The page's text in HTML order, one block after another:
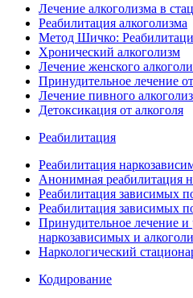
Лечение алкоголизма в
Реабилитация алкоголизма
Метод Шичко:
Хронический алкоголизм
Лечение женского
Принудительное лечение
Лечение пивного
Детоксикация от алкоголя
Реабилитация
Реабилитация
Анонимная реабилитация
Реабилитация зависимых
Реабилитация зависимых
Принудительное лечение и
наркозависимых и
Наркологический
Кодирование